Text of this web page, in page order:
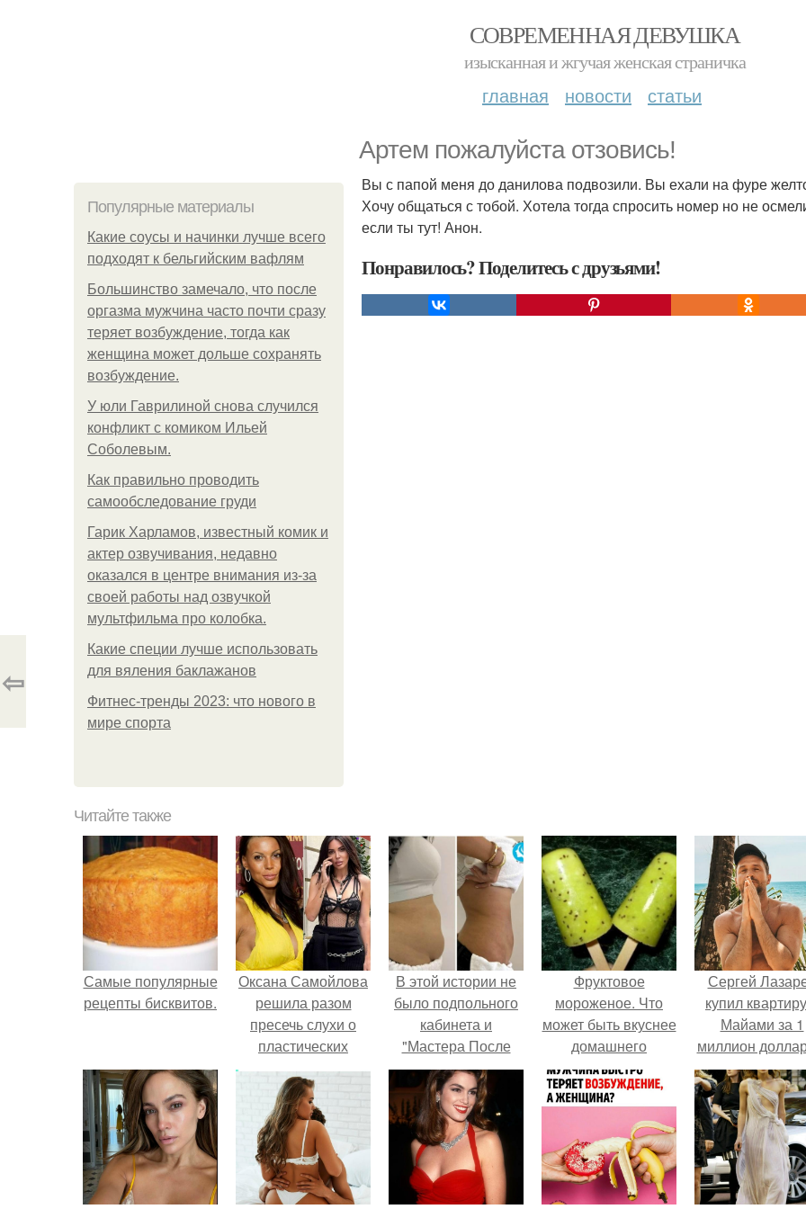
СОВРЕМЕННАЯ ДЕВУШКА
изысканная и жгучая женская страничка
главная новости статьи
Артем пожалуйста отзовись!
Популярные материалы
Какие соусы и начинки лучше всего
подходят к бельгийским вафлям
Большинство замечало, что после
оргазма мужчина часто почти сразу
теряет возбуждение, тогда как
женщина может дольше сохранять
возбуждение.
У юли Гаврилиной снова случился
конфликт с комиком Ильей
Соболевым.
Как правильно проводить
самообследование груди
Гарик Харламов, известный комик и
актер озвучивания, недавно
оказался в центре внимания из-за
своей работы над озвучкой
мультфильма про колобка.
Какие специи лучше использовать
для вяления баклажанов
Фитнес-тренды 2023: что нового в
мире спорта
Вы с папой меня до данилова подвозили. Вы ехали на фуре
Хочу общаться с тобой. Хотела тогда спросить номер но не
если ты тут! Анон.
Понравилось? Поделитесь с друзьями!
⇦
Читайте также
Самые популярные
рецепты бисквитов.
Оксана Самойлова
решила разом
пресечь слухи о
пластических
операциях и
публично
прояснила
ситуацию.
В этой истории не
было подпольного
кабинета и
"Мастера После
Двухнедельных
Курсов".
Фруктовое
мороженое. Что
может быть вкуснее
домашнего
мороженого?
Сергей
купил
Майами за 1
миллион